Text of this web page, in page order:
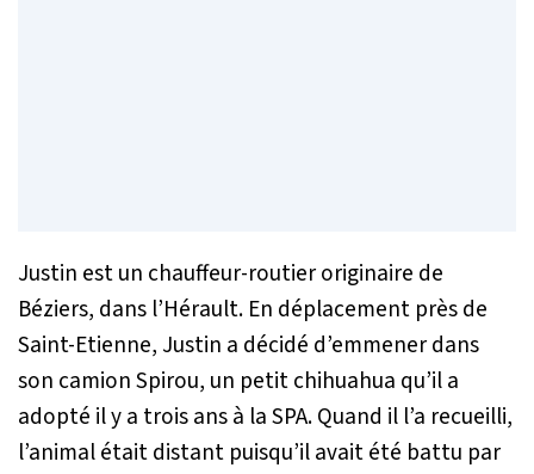
Justin est un chauffeur-routier originaire de
Béziers, dans l’Hérault. En déplacement près de
Saint-Etienne, Justin a décidé d’emmener dans
son camion Spirou, un petit chihuahua qu’il a
adopté il y a trois ans à la SPA. Quand il l’a recueilli,
l’animal était distant puisqu’il avait été battu par